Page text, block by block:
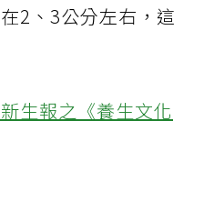
2、3公分左右，這
生報之《養生文化